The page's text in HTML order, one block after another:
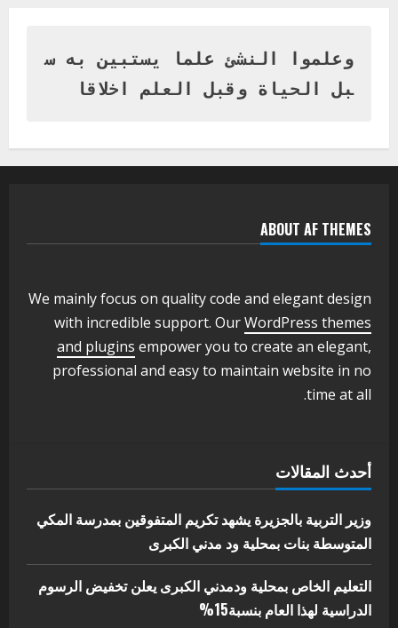
بنات بمحلية ود مدني الكبرى
أغسطس 3, 2026
يعلن تخفيض الرسوم الدراسية لهذا العام
بنسبة15%
3
وزير التربية والتعليم بالولاية يدشن ورشة
أغسطس 3, 2026
اخر الاخبار الاخبار
مدير إدارة الجودة و التطوير الإداري
بوزارة التربية تشارك الملتقي التنسيقي
5
البيئة بالمحلية
يوليو 29, 2026
وعلموا النشئ علما يستبين به س
بل الحياة وقبل العلم اخلاقا
ABOUT AF THEMES
We mainly focus on quality code and elegant design
with incredible support. OurWordPress themes
and plugins empower you to create an elegant,
professional and easy to maintain website in no
time at all.
أحدث المقالات
وزير التربية بالجزيرة يشهد تكريم المتفوقين بمدرسة المكي
المتوسطة بنات بمحلية ود مدني الكبرى
التعليم الخاص بمحلية ودمدني الكبرى يعلن تخفيض الرسوم
الدراسية لهذا العام بنسبة15%